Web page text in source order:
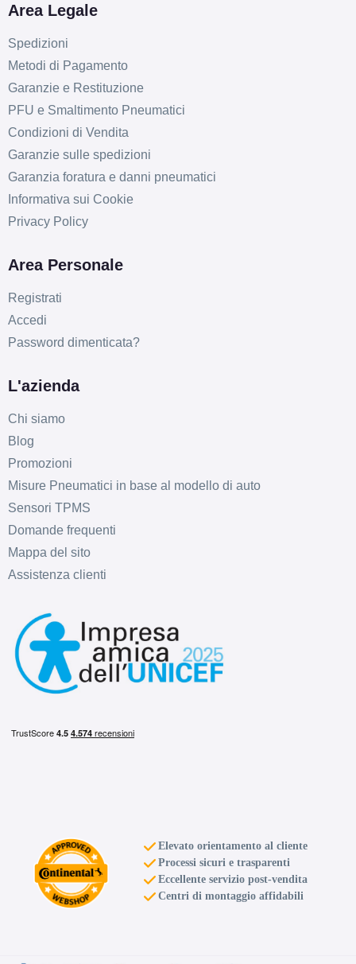
A
A A
A A 69db
Area Legale
Spedizioni
Metodi di Pagamento
Garanzie e Restituzione
PFU e Smaltimento Pneumatici
Condizioni di Vendita
Garanzie sulle spedizioni
Garanzia foratura e danni pneumatici
Informativa sui Cookie
Privacy Policy
Area Personale
Registrati
Accedi
Password dimenticata?
L'azienda
Chi siamo
Blog
Promozioni
Misure Pneumatici in base al modello di auto
Sensori TPMS
Domande frequenti
Mappa del sito
Assistenza clienti
Elevato orientamento al cliente
Processi sicuri e trasparenti
Eccellente servizio post-vendita
Centri di montaggio affidabili